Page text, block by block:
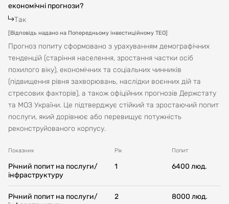
економічні прогнози?
Так
[Відповідь надано на Попередньому інвестиційному ТЕО]
Прогноз попиту сформовано з урахуванням демографічних
тенденцій (старіння населення, зростання частки осіб
похилого віку), економічних та соціальних чинників
(підвищення рівня захворювань, наслідки воєнних дій та
стресових факторів), а також офіційних прогнозів Держстату
та МОЗ України. Це підтверджує стійкий та зростаючий попит
послуги, який дорівнює або перевищує потужність
реконструйованого корпусу.
Показник Рік Попит
Річний попит на послуги/
інфраструктуру
1 6400 люд.
Річний попит на послуги/
2 8000 люд.